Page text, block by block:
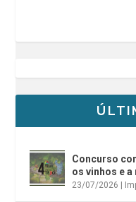
Concurso
os vinhos e
23/07/2026